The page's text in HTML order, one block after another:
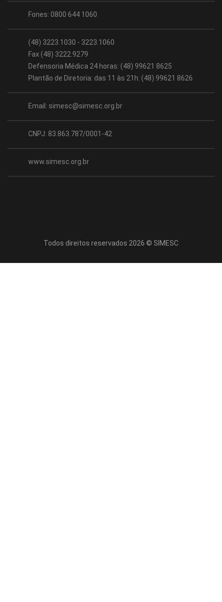
Fones: 0800 644 1060
(48) 3223.1030 - 3223.1060
Fax (48) 3222.9279
Defensoria Médica 24 horas: (48) 99621 8625
Plantão de Diretoria: das 11 às 21h: (48) 99621 8626
Email: simesc@simesc.org.br
CNPJ: 83.863.787/0001-42
www.simesc.org.br
Todos direitos reservados 2026 © SIMESC